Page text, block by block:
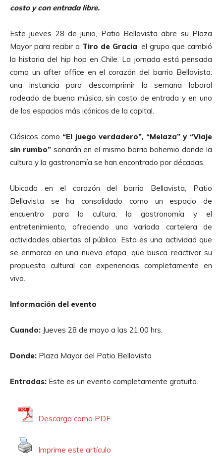
costo y con entrada libre.
Este jueves 28 de junio, Patio Bellavista abre su Plaza
Mayor para recibir a Tiro de Gracia , el grupo que cambió
la historia del hip hop en Chile. La jornada está pensada
como un after office en el corazón del barrio Bellavista:
una instancia para descomprimir la semana laboral
rodeado de buena música, sin costo de entrada y en uno
de los espacios más icónicos de la capital.
Clásicos como “El juego verdadero”, “Melaza” y “Viaje
sin rumbo”sonarán en el mismo barrio bohemio donde la
cultura y la gastronomía se han encontrado por décadas.
Ubicado en el corazón del barrio Bellavista, Patio
Bellavista se ha consolidado como un espacio de
encuentro para la cultura, la gastronomía y el
entretenimiento, ofreciendo una variada cartelera de
actividades abiertas al público. Esta es una actividad que
se enmarca en una nueva etapa, que busca reactivar su
propuesta cultural con experiencias completamente en
vivo.
Información del evento
Cuando: Jueves 28 de mayo a las 21:00 hrs.
Donde: Plaza Mayor del Patio Bellavista
Entradas: Este es un evento completamente gratuito.
Descarga como PDF
Imprime este artículo